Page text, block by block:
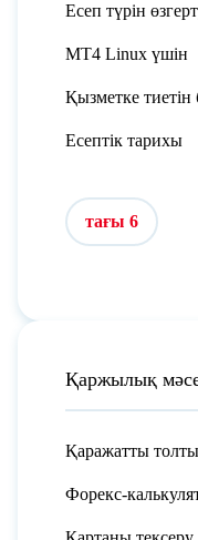
Есеп түрін
MT4 Linux үшін
Қызметке тиетін
Есептік тарихы
тағы 6
Қаржылық
Қаражатты
Форекс-